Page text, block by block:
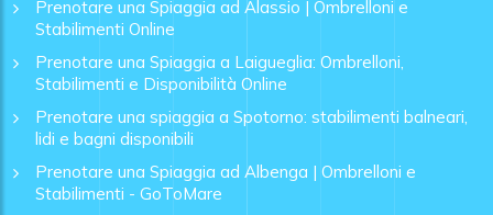
Prenotare una Spiaggia ad Alassio | Ombrelloni e
Stabilimenti Online
Prenotare una Spiaggia a Laigueglia: Ombrelloni,
Stabilimenti e Disponibilità Online
Prenotare una spiaggia a Spotorno: stabilimenti balneari,
lidi e bagni disponibili
Prenotare una Spiaggia ad Albenga | Ombrelloni e
Stabilimenti - GoToMare